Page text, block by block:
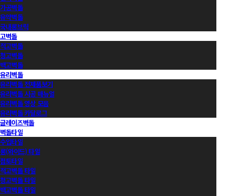
가공벽돌
유약벽돌
국내롱브릭
고벽돌
적고벽돌
청고벽돌
백고벽돌
유리벽돌
유리벽돌 전제품보기
유리벽돌 시공 매뉴얼
유리벽돌 영상 모음
유리벽돌 카달로그
글레이즈벽돌
벽돌타일
수입타일
롱(와이드) 타일
점토타일
적고벽돌 타일
청고벽돌 타일
백고벽돌 타일